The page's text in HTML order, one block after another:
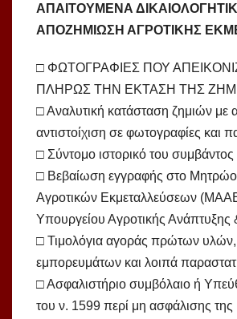
ΑΠΑΙΤΟΥΜΕΝΑ
ΑΠΟΖΗΜΙΩΣΗ ΑΓΡΟΤΙΚΗΣ
□ ΦΩΤΟΓΡΑΦΙΕΣ ΠΟΥ
ΠΛΗΡΩΣ ΤΗΝ ΕΚΤΑΣΗ ΤΗΣ
□ Αναλυτική κατάσταση ζημιών με
αντιστοίχιση σε φωτογραφίες και
□ Σύντομο ιστορικό του συμβάντος
□ Βεβαίωση εγγραφής στο
Αγροτικών Εκμεταλλεύσεων
Υπουργείου Αγροτικής
□ Τιμολόγια αγοράς πρώτων υλών,
εμπορευμάτων και λοιπά
□ Ασφαλιστήριο συμβόλαιο ή
του ν. 1599 περί μη ασφάλισης